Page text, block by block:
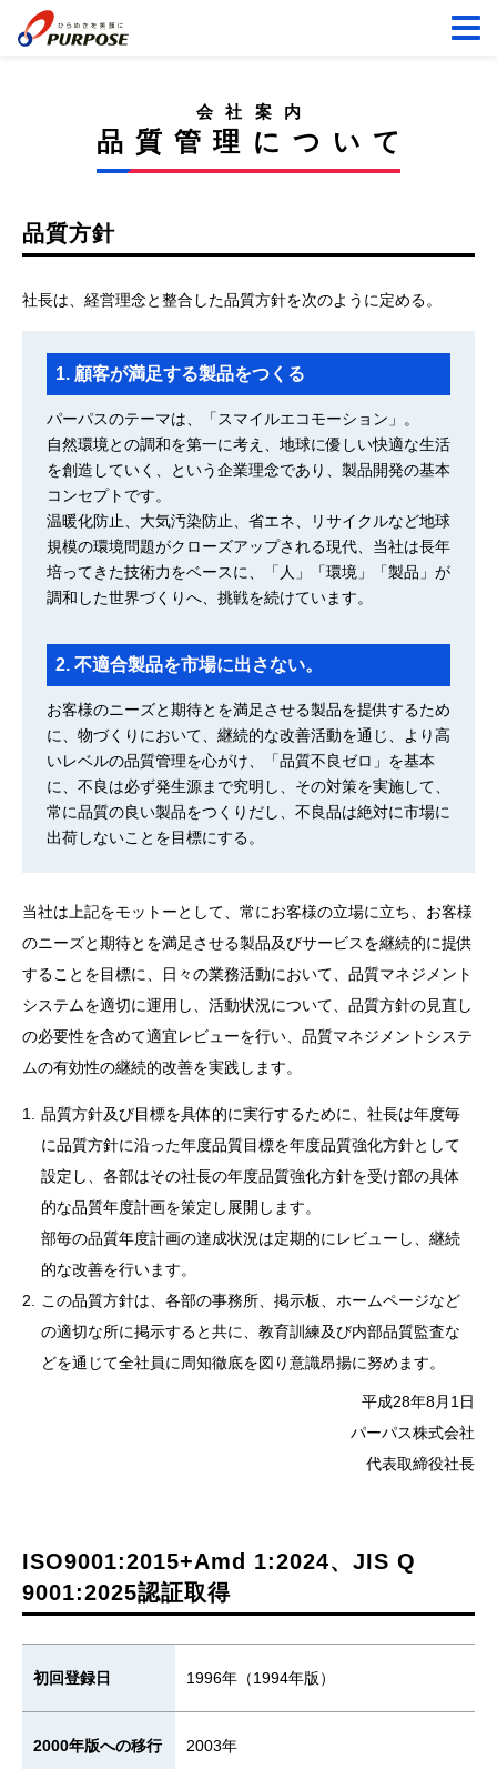
会社案内
品質管理について
品質方針
社長は、経営理念と整合した品質方針を次のように定める。
1. 顧客が満足する製品をつくる
パーパスのテーマは、「スマイルエコモーション」。
自然環境との調和を第一に考え、地球に優しい快適な生活
を創造していく、という企業理念であり、製品開発の基本
コンセプトです。
温暖化防止、大気汚染防止、省エネ、リサイクルなど地球
規模の環境問題がクローズアップされる現代、当社は長年
培ってきた技術力をベースに、「人」「環境」「製品」が
調和した世界づくりへ、挑戦を続けています。
2. 不適合製品を市場に出さない。
お客様のニーズと期待とを満足させる製品を提供するため
に、物づくりにおいて、継続的な改善活動を通じ、より高
いレベルの品質管理を心がけ、「品質不良ゼロ」を基本
に、不良は必ず発生源まで究明し、その対策を実施して、
常に品質の良い製品をつくりだし、不良品は絶対に市場に
出荷しないことを目標にする。
当社は上記をモットーとして、常にお客様の立場に立ち、お客様
のニーズと期待とを満足させる製品及びサービスを継続的に提供
することを目標に、日々の業務活動において、品質マネジメント
システムを適切に運用し、活動状況について、品質方針の見直し
の必要性を含めて適宜レビューを行い、品質マネジメントシステ
ムの有効性の継続的改善を実践します。
品質方針及び目標を具体的に実行するために、社長は年度毎
に品質方針に沿った年度品質目標を年度品質強化方針として
設定し、各部はその社長の年度品質強化方針を受け部の具体
的な品質年度計画を策定し展開します。
部毎の品質年度計画の達成状況は定期的にレビューし、継続
的な改善を行います。
この品質方針は、各部の事務所、掲示板、ホームページなど
の適切な所に掲示すると共に、教育訓練及び内部品質監査な
どを通じて全社員に周知徹底を図り意識昂揚に努めます。
平成28年8月1日
パーパス株式会社
代表取締役社長
ISO9001:2015+Amd 1:2024、JIS Q
9001:2025認証取得
初回登録日 1996年（1994年版）
2000年版への移行 2003年